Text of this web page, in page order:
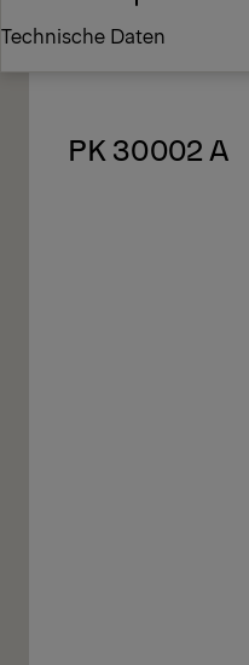
Technische Daten
Diagramme